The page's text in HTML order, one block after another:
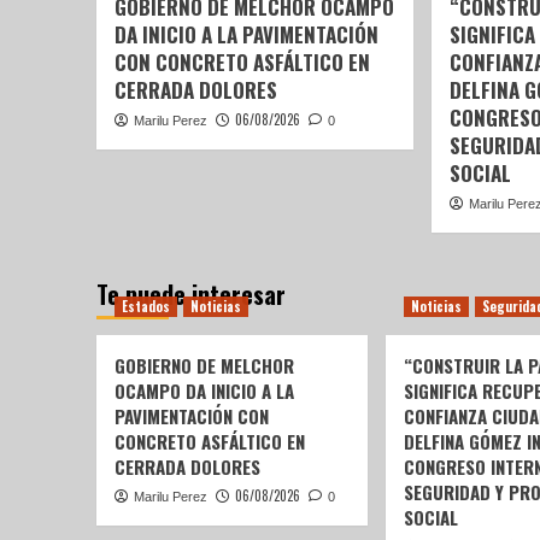
GOBIERNO DE MELCHOR OCAMPO
DA INICIO A LA PAVIMENTACIÓN
CON CONCRETO ASFÁLTICO EN
CERRADA DOLORES
Marilu Perez 06/08/2026 0
DELFINA
SOCIAL
Marilu Perez
Te puede interesar
Estados Noticias
GOBIERNO DE MELCHOR
OCAMPO DA INICIO A LA
PAVIMENTACIÓN CON
CONCRETO ASFÁLTICO EN
CERRADA DOLORES
Marilu Perez 06/08/2026 0
Noticias
“CONSTRUIR LA
SIGNIFICA
CONFIANZA
DELFINA GÓMEZ
CONGRESO
SEGURIDAD Y
SOCIAL